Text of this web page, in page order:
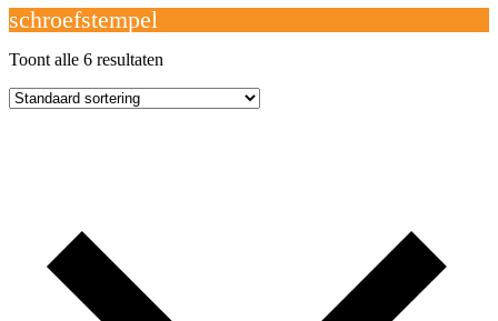
menu
menu
schroefstempel
Toont alle 6 resultaten